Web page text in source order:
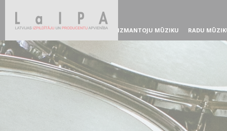
IZMANTOJU MŪZIKU RADU